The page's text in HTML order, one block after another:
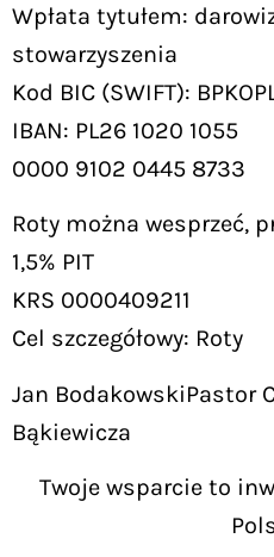
Wpłata tytułem:
stowarzyszenia
Kod BIC (SWIFT):
IBAN: PL26 1020 1055
0000 9102 0445 8733
Roty można wesprzeć,
1,5% PIT
KRS 0000409211
Cel szczegółowy: Roty
Jan BodakowskiPastor
Bąkiewicza
Twoje wsparcie to